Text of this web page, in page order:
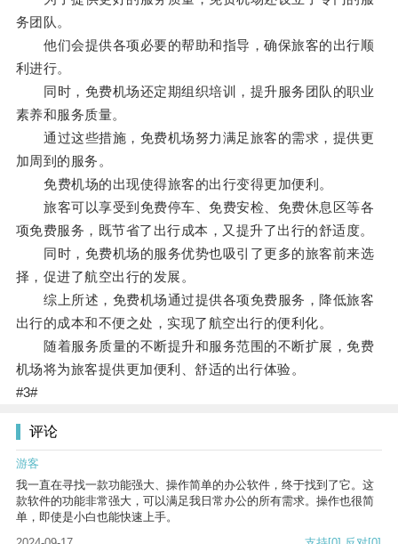
务团队。
他们会提供各项必要的帮助和指导，确保旅客的出行顺
利进行。
同时，免费机场还定期组织培训，提升服务团队的职业
素养和服务质量。
通过这些措施，免费机场努力满足旅客的需求，提供更
加周到的服务。
免费机场的出现使得旅客的出行变得更加便利。
旅客可以享受到免费停车、免费安检、免费休息区等各
项免费服务，既节省了出行成本，又提升了出行的舒适度。
同时，免费机场的服务优势也吸引了更多的旅客前来选
择，促进了航空出行的发展。
综上所述，免费机场通过提供各项免费服务，降低旅客
出行的成本和不便之处，实现了航空出行的便利化。
随着服务质量的不断提升和服务范围的不断扩展，免费
机场将为旅客提供更加便利、舒适的出行体验。
#3#
评论
游客
我一直在寻找一款功能强大、操作简单的办公软件，终于找到了它。这
款软件的功能非常强大，可以满足我日常办公的所有需求。操作也很简
单，即使是小白也能快速上手。